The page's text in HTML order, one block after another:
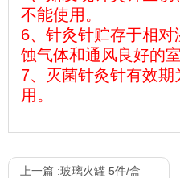
不能使用。
6、 针灸针贮存于相
蚀气体和通风良好的室
7、 灭菌针灸针有效
用。
上一篇 :玻璃火罐 5件/盒